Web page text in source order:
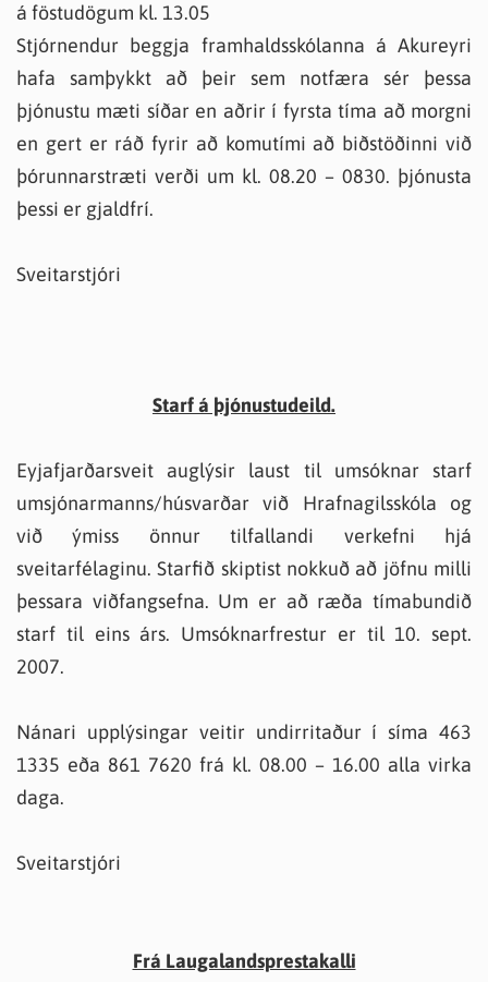
á föstudögum kl. 13.05
Stjórnendur beggja framhaldsskólanna á Akureyri
hafa samþykkt að þeir sem notfæra sér þessa
þjónustu mæti síðar en aðrir í fyrsta tíma að morgni
en gert er ráð fyrir að komutími að biðstöðinni við
þórunnarstræti verði um kl. 08.20 – 0830. þjónusta
þessi er gjaldfrí.
Sveitarstjóri
Starf á þjónustudeild.
Eyjafjarðarsveit auglýsir laust til umsóknar starf
umsjónarmanns/húsvarðar við Hrafnagilsskóla og
við ýmiss önnur tilfallandi verkefni hjá
sveitarfélaginu. Starfið skiptist nokkuð að jöfnu milli
þessara viðfangsefna. Um er að ræða tímabundið
starf til eins árs. Umsóknarfrestur er til 10. sept.
2007.
Nánari upplýsingar veitir undirritaður í síma 463
1335 eða 861 7620 frá kl. 08.00 – 16.00 alla virka
daga.
Sveitarstjóri
Frá Laugalandsprestakalli